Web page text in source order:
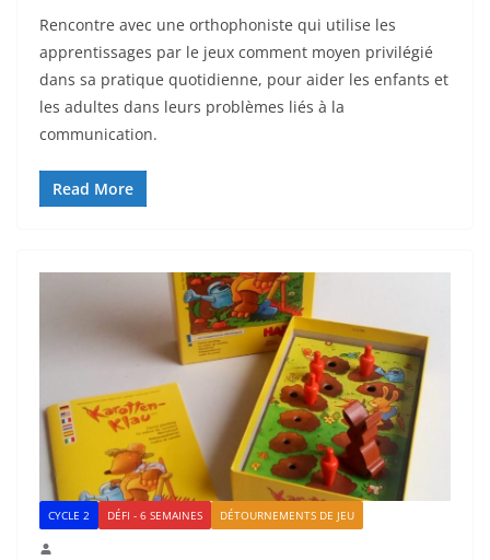
Rencontre avec une orthophoniste qui utilise les
apprentissages par le jeux comment moyen privilégié
dans sa pratique quotidienne, pour aider les enfants et
les adultes dans leurs problèmes liés à la
communication.
Read More
CYCLE 2 DÉFI - 6 SEMAINES DÉTOURNEMENTS DE JEU